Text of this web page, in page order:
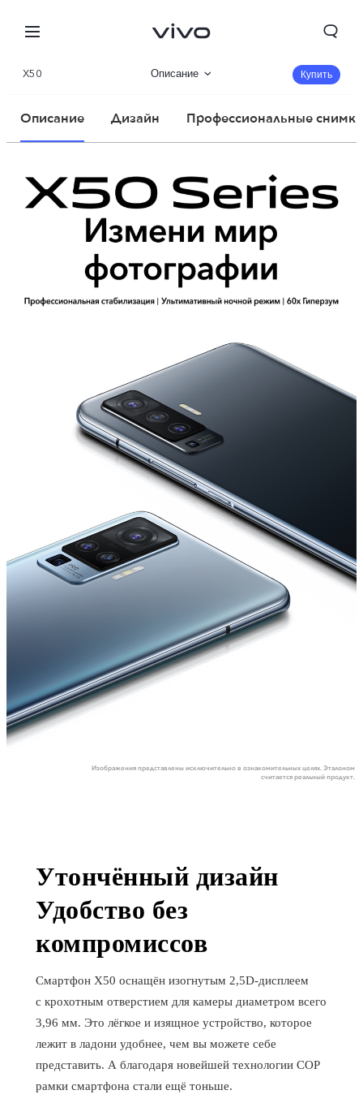
X50 Описание
360°
Купить
Описание Дизайн Профессиональные снимки
Изображения представлены исключительно в ознакомительных целях. Эталоном
считается реальный продукт.
Утончённый дизайн
Удобство без
компромиссов
Смартфон X50 оснащён изогнутым 2,5D-дисплеем
с крохотным отверстием для камеры диаметром всего
3,96 мм. Это лёгкое и изящное устройство, которое
лежит в ладони удобнее, чем вы можете себе
представить. А благодаря новейшей технологии COP
рамки смартфона стали ещё тоньше.